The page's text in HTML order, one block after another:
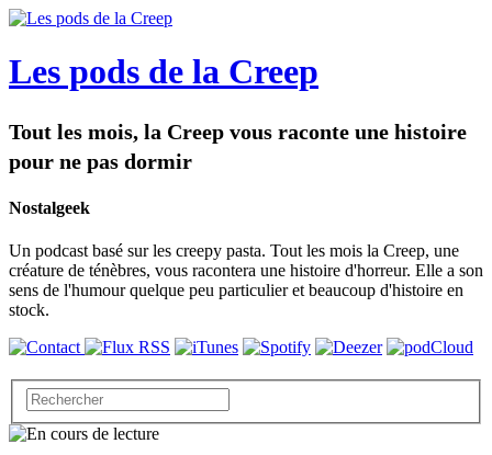
Les pods de la Creep
Tout les mois, la Creep vous raconte une histoire
pour ne pas dormir
Nostalgeek
Un podcast basé sur les creepy pasta. Tout les mois la Creep, une
créature de ténèbres, vous racontera une histoire d'horreur. Elle a son
sens de l'humour quelque peu particulier et beaucoup d'histoire en
stock.